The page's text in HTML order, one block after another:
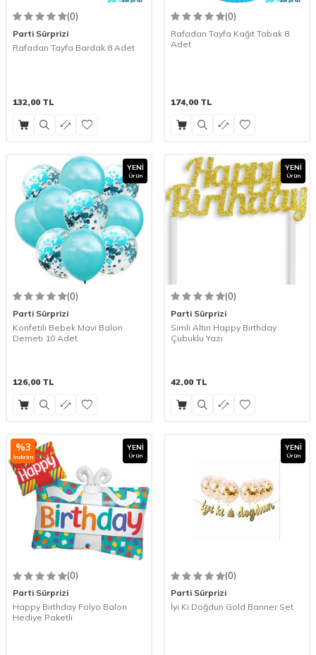
(0)
Parti Sürprizi
Rafadan Tayfa Bardak 8 Adet
132,00 TL
(0)
Rafadan Tayfa Kağıt Tabak 8
Adet
174,00 TL
YENI
Ürün
(0)
Parti Sürprizi
Konfetili Bebek Mavi Balon
Demeti 10 Adet
126,00 TL
YENI
Ürün
(0)
Parti Sürprizi
Simli Altın Happy Birthday
Çubuklu Yazı
42,00 TL
%3
İndirim
YENI
Ürün
(0)
Parti Sürprizi
Happy Birthday Folyo Balon
Hediye Paketli
YENI
Ürün
(0)
Parti Sürprizi
İyi Ki Doğdun Gold Banner Set